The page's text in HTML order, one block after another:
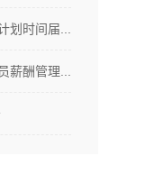
划时间届...
薪酬管理...